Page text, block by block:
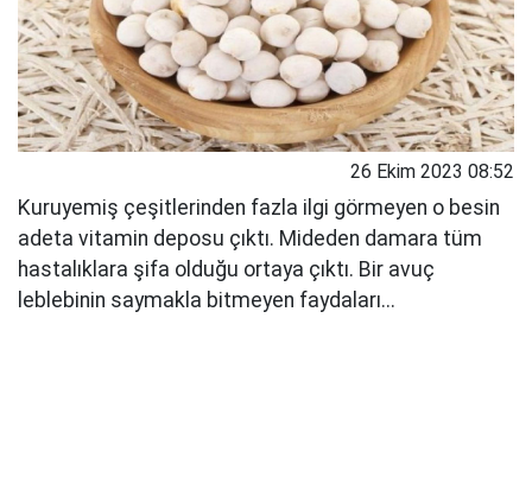
26 Ekim 2023 08:52
Kuruyemiş çeşitlerinden fazla ilgi görmeyen o besin
adeta vitamin deposu çıktı. Mideden damara tüm
hastalıklara şifa olduğu ortaya çıktı. Bir avuç
leblebinin saymakla bitmeyen faydaları...